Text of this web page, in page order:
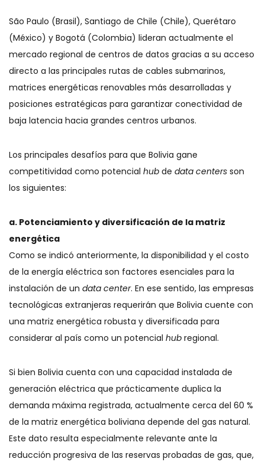
São Paulo (Brasil), Santiago de Chile (Chile), Querétaro
(México) y Bogotá (Colombia) lideran actualmente el
mercado regional de centros de datos gracias a su acceso
directo a las principales rutas de cables submarinos,
matrices energéticas renovables más desarrolladas y
posiciones estratégicas para garantizar conectividad de
baja latencia hacia grandes centros urbanos.
Los principales desafíos para que Bolivia gane
competitividad como potencial hub de data centers son
los siguientes:
a. Potenciamiento y diversificación de la matriz
energética
Como se indicó anteriormente, la disponibilidad y el costo
de la energía eléctrica son factores esenciales para la
instalación de un data center. En ese sentido, las empresas
tecnológicas extranjeras requerirán que Bolivia cuente con
una matriz energética robusta y diversificada para
considerar al país como un potencial hub regional.
Si bien Bolivia cuenta con una capacidad instalada de
generación eléctrica que prácticamente duplica la
demanda máxima registrada, actualmente cerca del 60 %
de la matriz energética boliviana depende del gas natural.
Este dato resulta especialmente relevante ante la
reducción progresiva de las reservas probadas de gas, que,